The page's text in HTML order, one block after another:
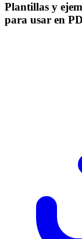
Plantillas y
para usar en